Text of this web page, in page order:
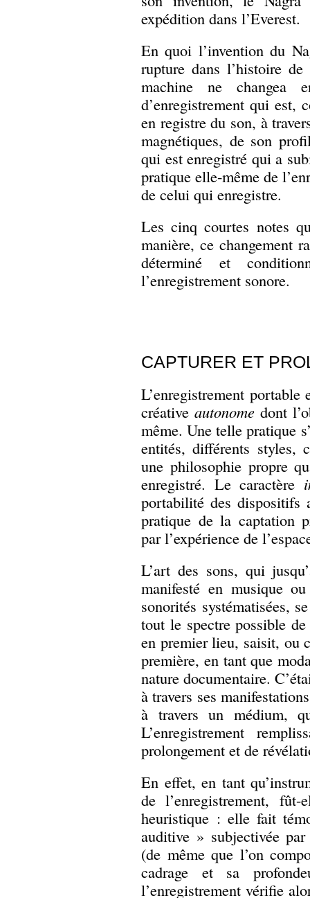
expédition dans l’Everest.
En quoi l’invention du
rupture dans l’histoire
machine ne changea
d’enregistrement qui est,
en registre du son, à
magnétiques, de son
qui est enregistré qui a
pratique elle-même de
de celui qui enregistre.
Les cinq courtes notes
manière, ce changement
déterminé et
l’enregistrement sonore.
CAPTURER ET
L’enregistrement portable
créative autonome dont
même. Une telle pratique
entités, différents styles,
une philosophie propre
enregistré. Le caractère
portabilité des dispositifs
pratique de la captation
par l’expérience de
L’art des sons, qui
manifesté en musique
sonorités systématisées,
tout le spectre possible
en premier lieu, saisit, ou
première, en tant que
nature documentaire.
à travers ses
à travers un médium,
L’enregistrement
prolongement et de
En effet, en tant
de l’enregistrement,
heuristique : elle fait
auditive » subjectivée
(de même que l’on
cadrage et sa
l’enregistrement vérifie